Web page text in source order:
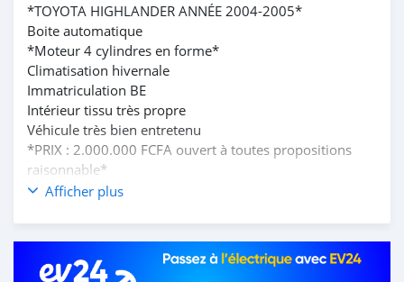
*TOYOTA HIGHLANDER ANNÉE 2004-2005*
Boite automatique
*Moteur 4 cylindres en forme*
Climatisation hivernale
Immatriculation BE
Intérieur tissu très propre
Véhicule très bien entretenu
*PRIX : 2.000.000 FCFA ouvert à toutes propositions
raisonnable*
01 61 20 81 32 appel et WhatsApp Voir moins
Afficher plus